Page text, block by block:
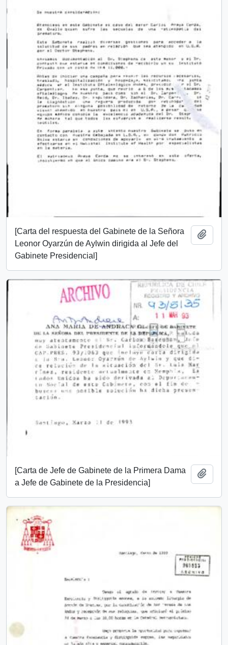
[Carta del respuesta del Gabinete de la Señora
Leonor Oyarzún de Aylwin dirigida al Jefe del
Gabinete Presidencial]
[Carta de Jefe de Gabinete de la Primera Dama
a Jefe de Gabinete de la Presidencia]